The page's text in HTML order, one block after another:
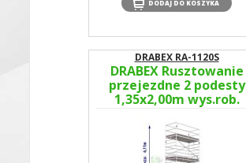
DRABEX RA-1120S
DRABEX Rusztowanie
przejezdne 2 podesty
1,35x2,00m wys.rob.
6,11m RA 1120S TYP
351B - podesty co 4m